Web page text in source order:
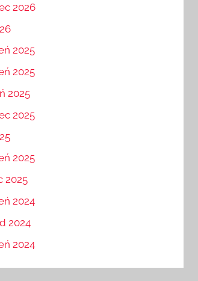
2026
2025
2025
2025
2025
2025
2025
2024
2024
2024